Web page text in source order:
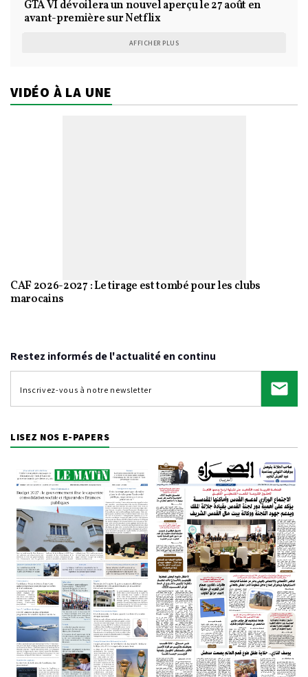
GTA VI dévoilera un nouvel aperçu le 27 août en
avant-première sur Netflix
AFFICHER PLUS
VIDÉO À LA UNE
CAF 2026-2027 : Le tirage est tombé pour les clubs
marocains
Restez informés de l'actualité en continu
LISEZ NOS E-PAPERS